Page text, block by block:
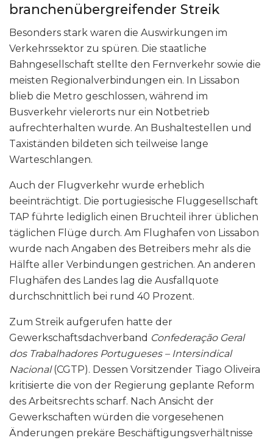
branchenübergreifender Streik
Besonders stark waren die Auswirkungen im
Verkehrssektor zu spüren. Die staatliche
Bahngesellschaft stellte den Fernverkehr sowie die
meisten Regionalverbindungen ein. In Lissabon
blieb die Metro geschlossen, während im
Busverkehr vielerorts nur ein Notbetrieb
aufrechterhalten wurde. An Bushaltestellen und
Taxiständen bildeten sich teilweise lange
Warteschlangen.
Auch der Flugverkehr wurde erheblich
beeinträchtigt. Die portugiesische Fluggesellschaft
TAP führte lediglich einen Bruchteil ihrer üblichen
täglichen Flüge durch. Am Flughafen von Lissabon
wurde nach Angaben des Betreibers mehr als die
Hälfte aller Verbindungen gestrichen. An anderen
Flughäfen des Landes lag die Ausfallquote
durchschnittlich bei rund 40 Prozent.
Zum Streik aufgerufen hatte der
Gewerkschaftsdachverband Confederação Geral
dos Trabalhadores Portugueses – Intersindical
Nacional(CGTP). Dessen Vorsitzender Tiago Oliveira
kritisierte die von der Regierung geplante Reform
des Arbeitsrechts scharf. Nach Ansicht der
Gewerkschaften würden die vorgesehenen
Änderungen prekäre Beschäftigungsverhältnisse